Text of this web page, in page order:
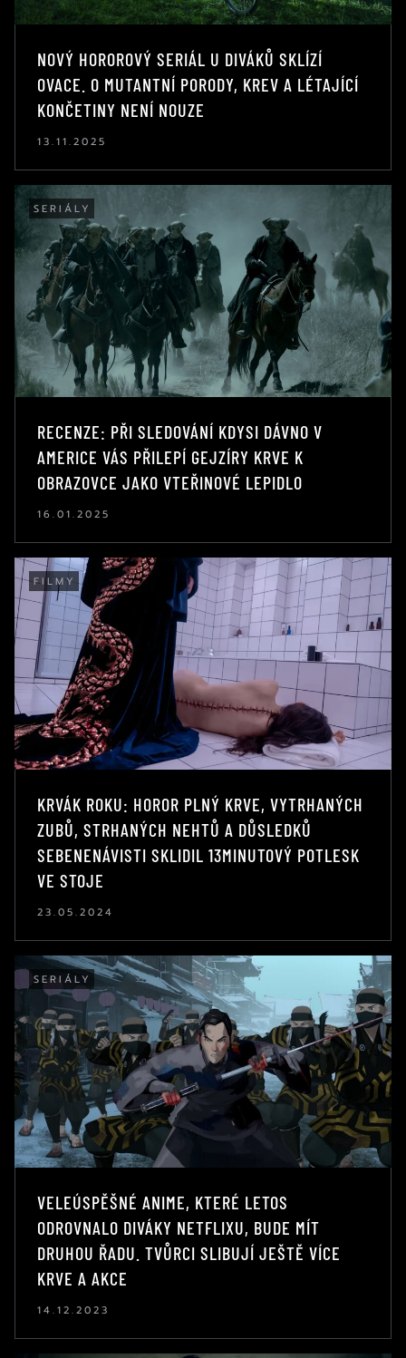
NOVÝ HOROROVÝ SERIÁL U DIVÁKŮ SKLÍZÍ
OVACE. O MUTANTNÍ PORODY, KREV A LÉTAJÍCÍ
KONČETINY NENÍ NOUZE
13.11.2025
SERIÁLY
RECENZE: PŘI SLEDOVÁNÍ KDYSI DÁVNO V
AMERICE VÁS PŘILEPÍ GEJZÍRY KRVE K
OBRAZOVCE JAKO VTEŘINOVÉ LEPIDLO
16.01.2025
FILMY
KRVÁK ROKU: HOROR PLNÝ KRVE, VYTRHANÝCH
ZUBŮ, STRHANÝCH NEHTŮ A DŮSLEDKŮ
SEBENENÁVISTI SKLIDIL 13MINUTOVÝ POTLESK
VE STOJE
23.05.2024
SERIÁLY
VELEÚSPĚŠNÉ ANIME, KTERÉ LETOS
ODROVNALO DIVÁKY NETFLIXU, BUDE MÍT
DRUHOU ŘADU. TVŮRCI SLIBUJÍ JEŠTĚ VÍCE
KRVE A AKCE
14.12.2023